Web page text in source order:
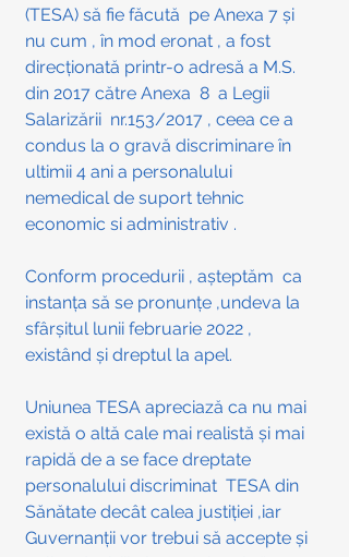
(TESA) să fie făcută  pe Anexa 7 și
nu cum , în mod eronat , a fost
direcționată printr-o adresă a M.S.
din 2017 către Anexa  8  a Legii
Salarizării  nr.153/2017 , ceea ce a
condus la o gravă discriminare în
ultimii 4 ani a personalului
nemedical de suport tehnic
economic si administrativ .
Conform procedurii , așteptăm  ca
instanța să se pronunțe ,undeva la
sfârșitul lunii februarie 2022 ,
existând și dreptul la apel.
Uniunea TESA apreciază ca nu mai
există o altă cale mai realistă și mai
rapidă de a se face dreptate
personalului discriminat  TESA din
Sănătate decât calea justiției ,iar
Guvernanții vor trebui să accepte și